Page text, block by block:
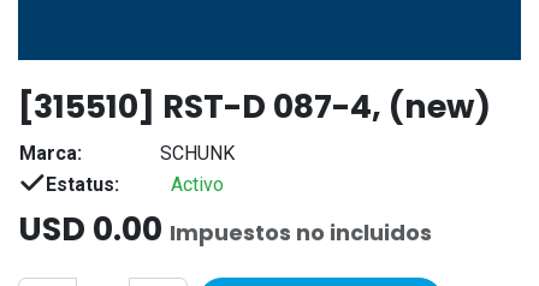
[315510] RST-D 087-4, (new)
Marca:
SCHUNK
Estatus:
Activo
USD 0.00 Impuestos no incluidos